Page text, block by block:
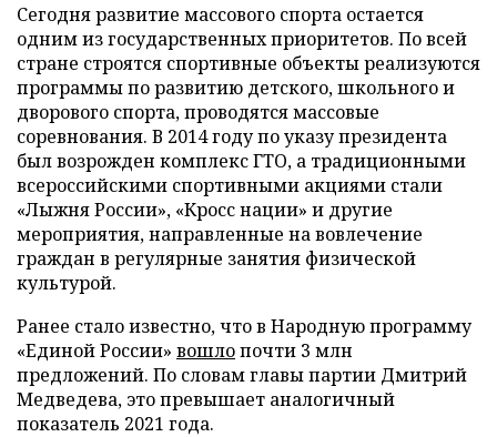
Сегодня развитие массового спорта остается
одним из государственных приоритетов. По всей
стране строятся спортивные объекты реализуются
программы по развитию детского, школьного и
дворового спорта, проводятся массовые
соревнования. В 2014 году по указу президента
был возрожден комплекс ГТО, а традиционными
всероссийскими спортивными акциями стали
«Лыжня России», «Кросс нации» и другие
мероприятия, направленные на вовлечение
граждан в регулярные занятия физической
культурой.
Ранее стало известно, что в Народную программу
«Единой России» вошлопочти 3 млн
предложений. По словам главы партии Дмитрий
Медведева, это превышает аналогичный
показатель 2021 года.